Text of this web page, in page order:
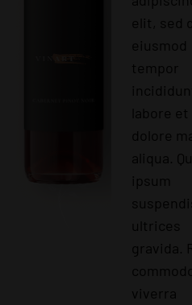
elit, sed
eiusmod
tempor
labore et
dolore
aliqua.
ipsum
ultrices
gravida.
commodo
viverra